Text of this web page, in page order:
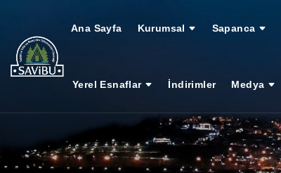
Ana Sayfa Kurumsal Sapanca
Yerel Esnaflar İndirimler Medya